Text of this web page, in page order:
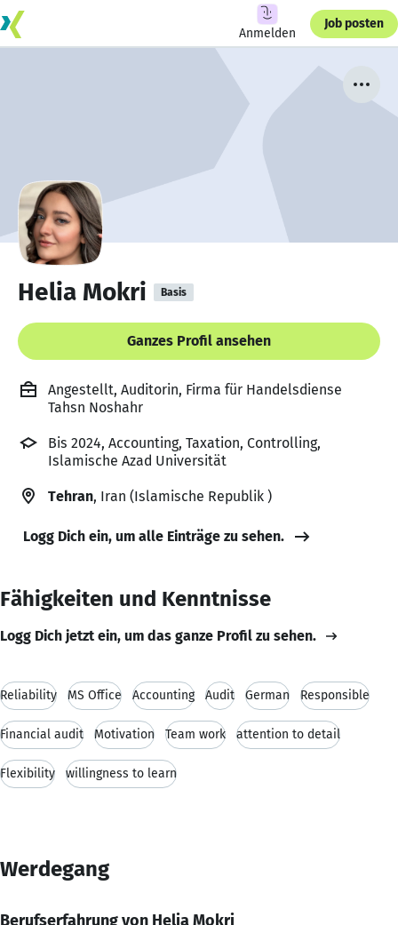
Anmelden
Job posten
Helia Mokri Basis
Ganzes Profil ansehen
Angestellt, Auditorin, Firma für Handelsdiense
Tahsn Noshahr
Bis 2024, Accounting, Taxation, Controlling,
Islamische Azad Universität
Tehran, Iran (Islamische Republik )
Logg Dich ein, um alle Einträge zu sehen.
Fähigkeiten und Kenntnisse
Logg Dich jetzt ein, um das ganze Profil zu sehen.
Reliability MS Office Accounting Audit German Responsible
Financial audit Motivation Team work attention to detail
Flexibility willingness to learn
Werdegang
Berufserfahrung von Helia Mokri